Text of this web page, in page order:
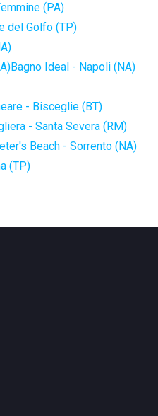
(PA)
del Golfo (TP)
Bagno Ideal - Napoli (NA)
- Bisceglie (BT)
- Santa Severa (RM)
Beach - Sorrento (NA)
(TP)